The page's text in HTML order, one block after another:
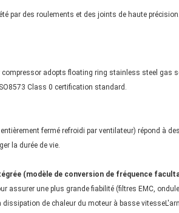
par des roulements et des joints de haute
adopts floating ring stainless steel gas
Class 0 certification standard.
fermé refroidi par ventilateur) répond à
la durée de vie.
(modèle de conversion de fréquence
assurer une plus grande fiabilité (filtres EMC,
de chaleur du moteur à basse